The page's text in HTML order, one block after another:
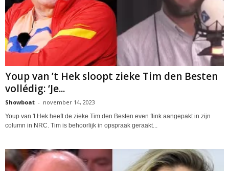
Youp van ’t Hek sloopt zieke Tim den Besten
vollédig: ‘Je...
Showboat - november 14, 2023
Youp van 't Hek heeft de zieke Tim den Besten even flink aangepakt in zijn
column in NRC. Tim is behoorlijk in opspraak geraakt...